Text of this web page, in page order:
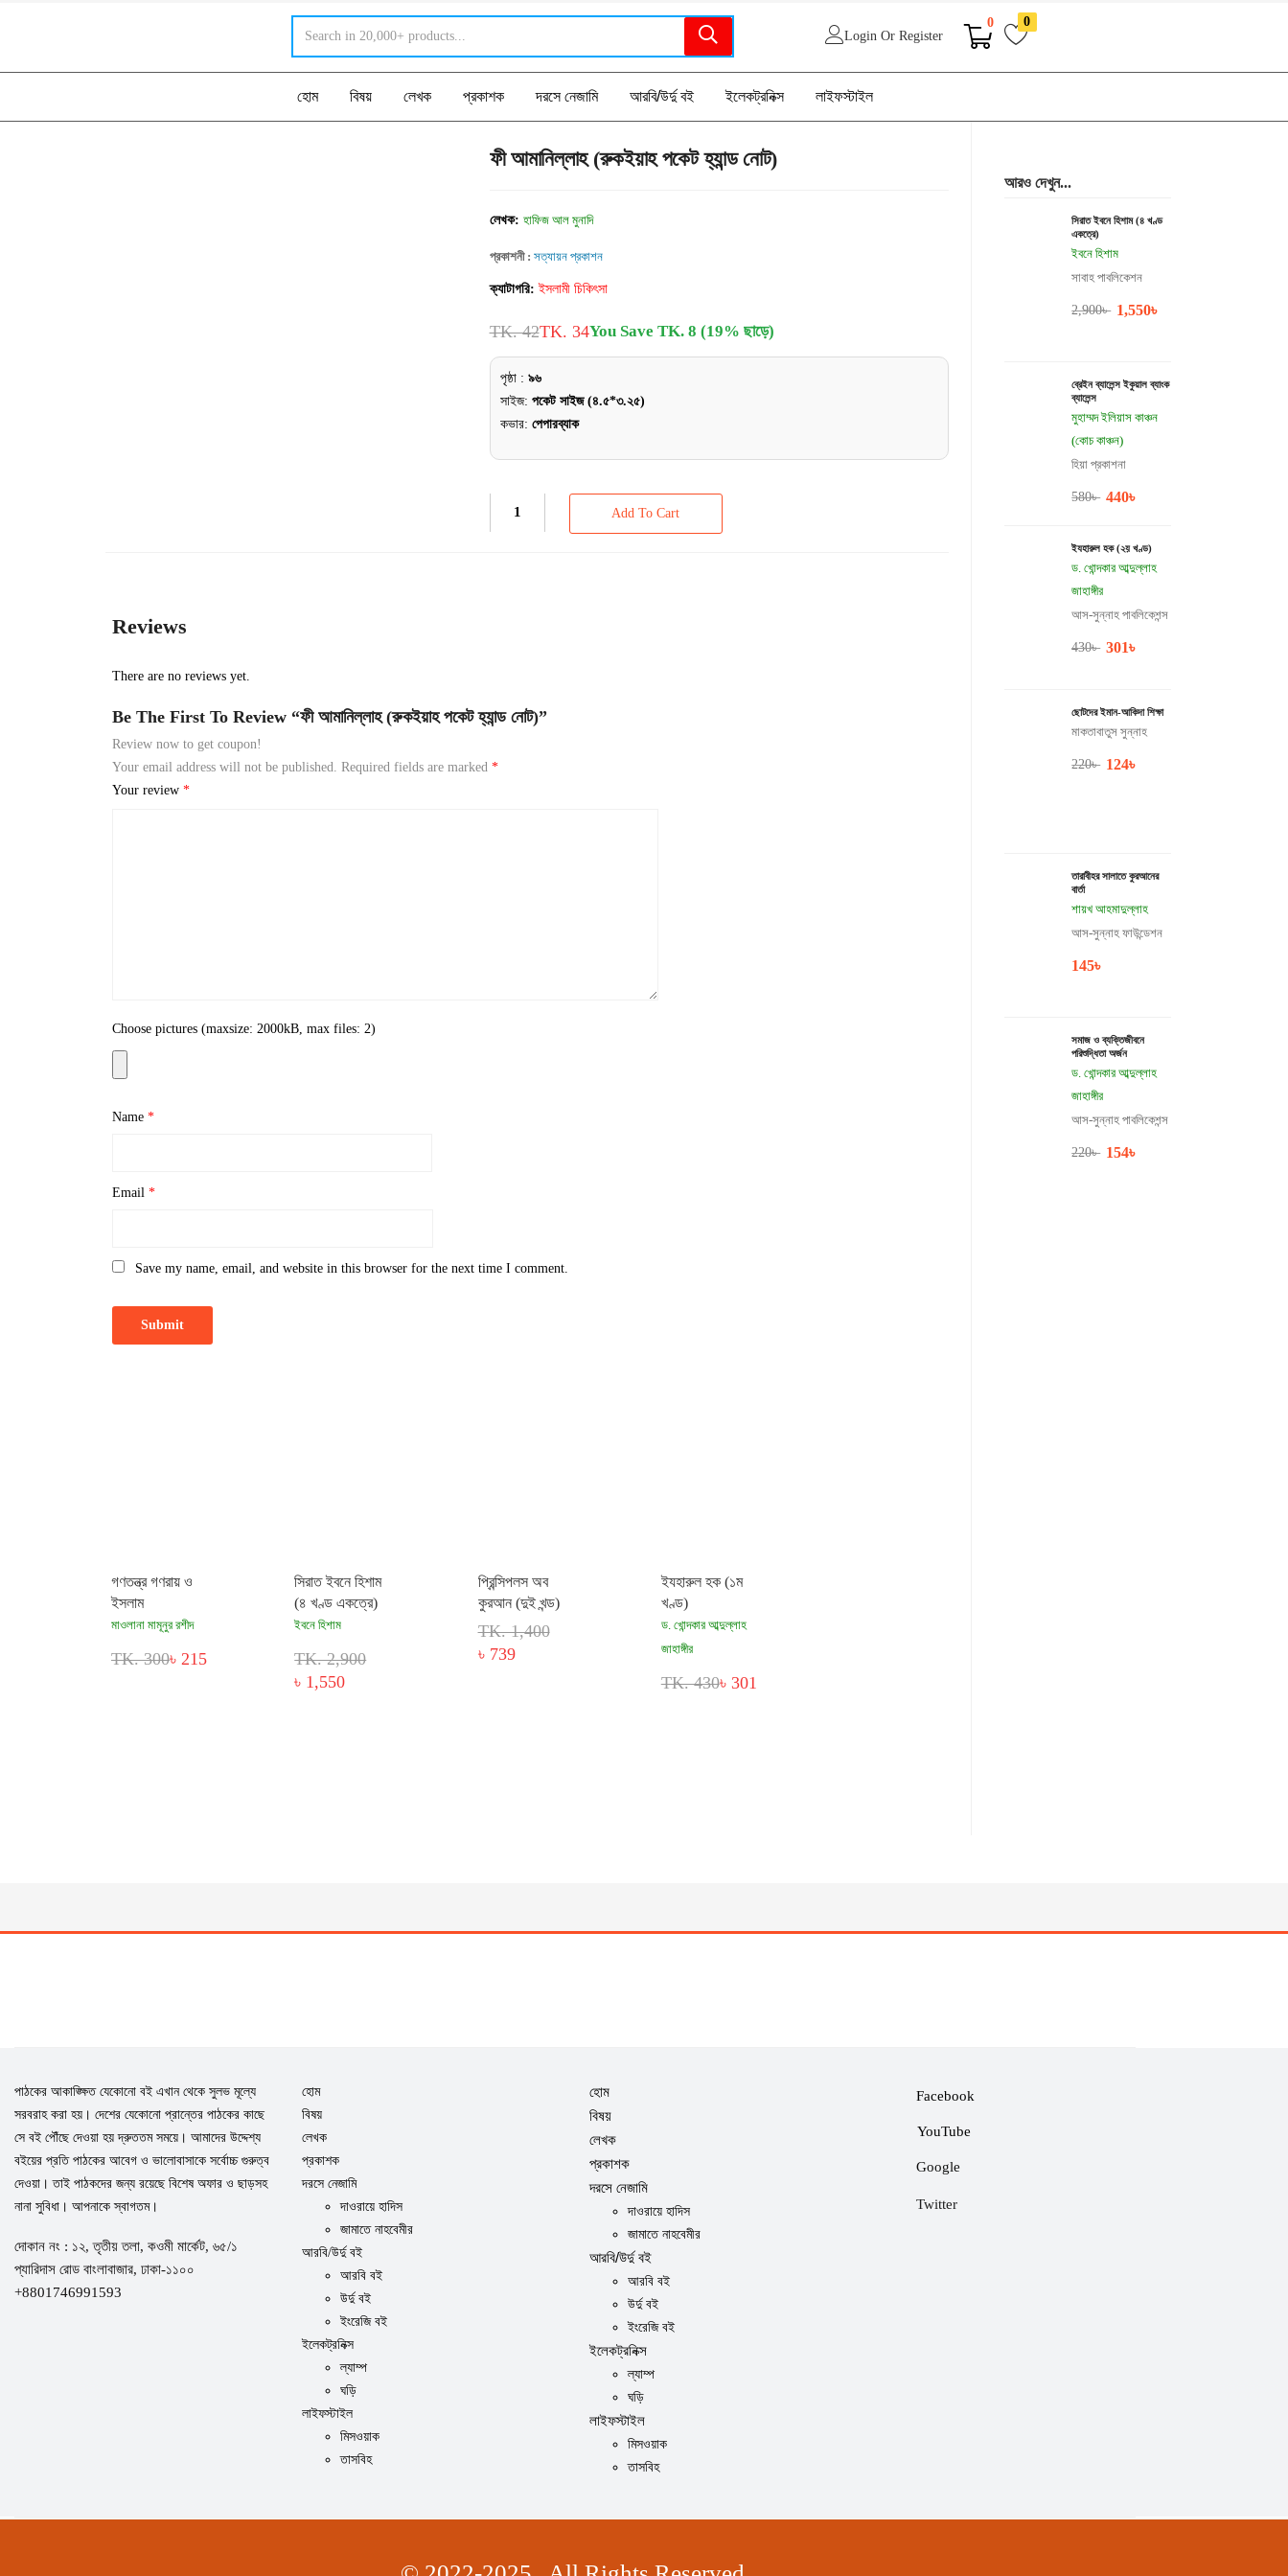
Login Or Register
0 0
হোম বিষয় লেখক প্রকাশক দরসে নেজামি আরবি/উর্দু বই ইলেকট্রনিক্স লাইফস্টাইল
আরও দেখুন...
সিরাত ইবনে হিশাম (৪ খণ্ড
একত্রে)
ইবনে হিশাম
সাবাহ পাবলিকেশন
2,900৳ 1,550৳
ব্রেইন ব্যালেন্স ইকুয়াল ব্যাংক
ব্যালেন্স
মুহাম্মদ ইলিয়াস কাঞ্চন
(কোচ কাঞ্চন)
হিয়া প্রকাশনা
580৳ 440৳
ইযহারুল হক (২য় খণ্ড)
ড. খোন্দকার আব্দুল্লাহ
জাহাঙ্গীর
আস-সুন্নাহ পাবলিকেশন্স
430৳ 301৳
ছোটদের ইমান-আকিদা শিক্ষা
মাকতাবাতুস সুন্নাহ
220৳ 124৳
তারাবীহর সালাতে কুরআনের
বার্তা
শায়খ আহমাদুল্লাহ
আস-সুন্নাহ ফাউন্ডেশন
145৳
সমাজ ও ব্যক্তিজীবনে
পরিশুদ্ধিতা অর্জন
ড. খোন্দকার আব্দুল্লাহ
জাহাঙ্গীর
আস-সুন্নাহ পাবলিকেশন্স
220৳ 154৳
ফী আমানিল্লাহ (রুকইয়াহ পকেট হ্যান্ড নোট)
লেখক: হাফিজ আল মুনাদি
প্রকাশনী : সত্যায়ন প্রকাশন
ক্যাটাগরি: ইসলামী চিকিৎসা
TK. 42TK. 34You Save TK. 8 (19% ছাড়ে)
পৃষ্ঠা : ৯৬
সাইজ: পকেট সাইজ (৪.৫*৩.২৫)
কভার: পেপারব্যাক
Add To Cart
Reviews
There are no reviews yet.
Be The First To Review “ফী আমানিল্লাহ (রুকইয়াহ পকেট হ্যান্ড নোট)”
Review now to get coupon!
Your email address will not be published.
Required fields are marked*
Your review*
Choose pictures (maxsize: 2000kB, max files: 2)
Name*
Email*
Save my name, email, and website in this browser for the next time I comment.
গণতন্ত্র গণরায় ও
ইসলাম
মাওলানা মামূনুর রশীদ
TK. 300৳ 215
সিরাত ইবনে হিশাম
(৪ খণ্ড একত্রে)
ইবনে হিশাম
TK. 2,900
৳ 1,550
প্রিন্সিপলস অব
কুরআন (দুই খন্ড)
TK. 1,400
৳ 739
ইযহারুল হক (১ম
খণ্ড)
ড. খোন্দকার আব্দুল্লাহ
জাহাঙ্গীর
TK. 430৳ 301
পাঠকের আকাঙ্ক্ষিত যেকোনো বই এখান থেকে সুলভ মূল্যে
সরবরাহ করা হয়। দেশের যেকোনো প্রান্তের পাঠকের কাছে
সে বই পৌঁছে দেওয়া হয় দ্রুততম সময়ে। আমাদের উদ্দেশ্য
বইয়ের প্রতি পাঠকের আবেগ ও ভালোবাসাকে সর্বোচ্চ গুরুত্ব
দেওয়া। তাই পাঠকদের জন্য রয়েছে বিশেষ অফার ও ছাড়সহ
নানা সুবিধা। আপনাকে স্বাগতম।
দোকান নং : ১২, তৃতীয় তলা, কওমী মার্কেট, ৬৫/১
প্যারিদাস রোড বাংলাবাজার, ঢাকা-১১০০
+8801746991593
হোম
বিষয়
লেখক
প্রকাশক
দরসে নেজামি
দাওরায়ে হাদিস
জামাতে নাহবেমীর
আরবি/উর্দু বই
আরবি বই
উর্দু বই
ইংরেজি বই
ইলেকট্রনিক্স
ল্যাম্প
ঘড়ি
লাইফস্টাইল
মিসওয়াক
তাসবিহ
হোম
বিষয়
লেখক
প্রকাশক
দরসে নেজামি
দাওরায়ে হাদিস
জামাতে নাহবেমীর
আরবি/উর্দু বই
আরবি বই
উর্দু বই
ইংরেজি বই
ইলেকট্রনিক্স
ল্যাম্প
ঘড়ি
লাইফস্টাইল
মিসওয়াক
তাসবিহ
Facebook
YouTube
Google
Twitter